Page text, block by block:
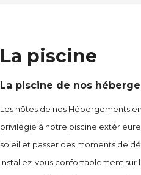
La piscine
La piscine de nos
Les hôtes de nos Hébergements
privilégié à notre piscine extérieure
soleil et passer des moments de
Installez-vous confortablement sur